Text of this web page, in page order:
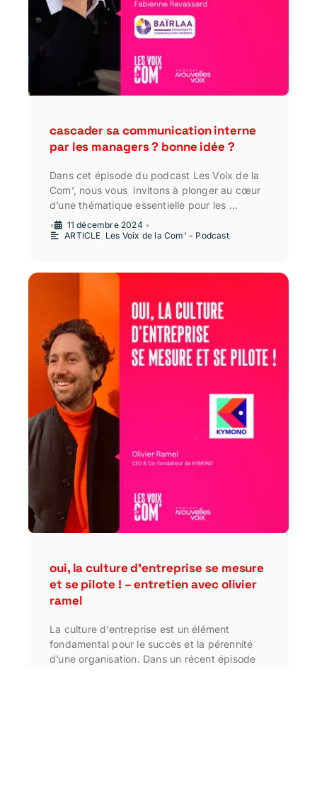
cascader sa communication interne
par les managers ? bonne idée ?
Dans cet épisode du podcast Les Voix de la
Com’, nous vous invitons à plonger au cœur
d’une thématique essentielle pour les …
• 11 décembre 2024 •
ARTICLE, Les Voix de la Com' - Podcast
oui, la culture d’entreprise se mesure
et se pilote ! – entretien avec olivier
ramel
La culture d’entreprise est un élément
fondamental pour le succès et la pérennité
d’une organisation. Dans un récent épisode